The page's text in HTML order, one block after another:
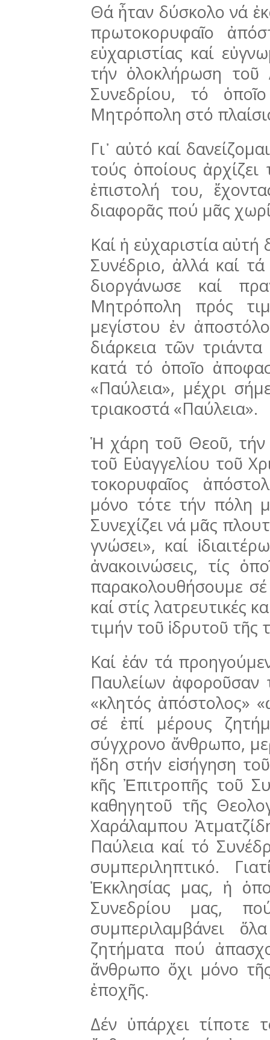
Θά ἦταν δύσκολο νά
πρωτοκορυφαῖο
εὐχαριστίας καί
τήν ὁλοκλήρωση τοῦ
Συνεδρίου, τό
Μητρόπολη στό
Γι᾽ αὐτό καί
τούς ὁποίους
ἐπιστολή του,
διαφορᾶς πού μᾶς
Καί ἡ εὐχαριστία
Συνέδριο, ἀλλά καί
διοργάνωσε καί
Μητρόπολη πρός
μεγίστου ἐν
διάρκεια τῶν
κατά τό ὁποῖο
«Παύλεια», μέχρι
τριακοστά «Παύ­λεια».
Ἡ χάρη τοῦ Θεοῦ, τήν
τοῦ Εὐαγγελίου τοῦ
τοκορυφαῖος
μόνο τότε τήν πόλη
Συνεχίζει νά μᾶς
γνώσει», καί
ἀνακοινώσεις, τίς
παρακολουθή­σουμε
καί στίς λατρευτικές
τιμήν τοῦ ἱδρυ­τοῦ τῆς
Καί ἐάν τά
Παυλείων ἀφο­ροῦσαν
«κλητός ἀπόστολος»
σέ ἐπί μέρους
σύγχρονο ἄνθρωπο,
ἤδη στήν εἰσή­γη­ση
κῆς Ἐπιτροπῆς τοῦ
καθηγητοῦ τῆς
Χαράλαμπου
Παύλεια καί τό
συμπεριλη­πτι­κό.
Ἐκκλησίας μας, ἡ
Συνεδρίου μας,
συμπερι­λαμ­βάνει
ζητήματα πού
ἄνθρωπο ὄχι μόνο
ἐποχῆς.
Δέν ὑπάρχει τίποτε